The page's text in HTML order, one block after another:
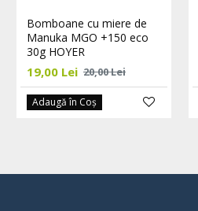
Bomboane cu miere de
Manuka MGO +150 eco
30g HOYER
19,00 Lei 20,00 Lei
Adaugă în Coş